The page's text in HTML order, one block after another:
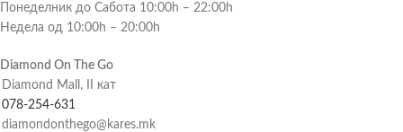
Понеделник до Сабота 10:00h – 22:00h
Недела од 10:00h – 20:00h
Diamond On The Go
Diamond Mall, II кат
078-254-631
diamondonthego@kares.mk